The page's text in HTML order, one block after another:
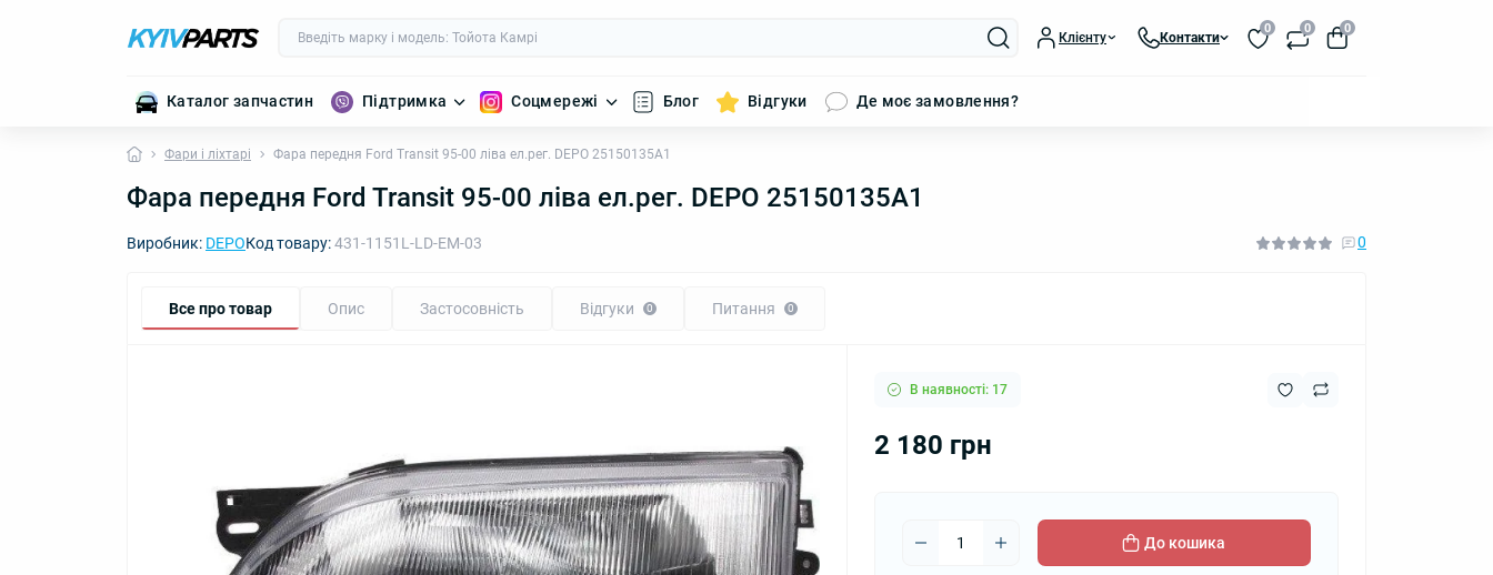
Клієнту Контакти
0 0 0
Каталог запчастин Підтримка Соцмережі Блог Відгуки Де моє замовлення?
Фари і ліхтарі Фара передня Ford Transit 95-00 ліва ел.рег. DEPO 25150135A1
Фара передня Ford Transit 95-00 ліва ел.рег. DEPO 25150135A1
Виробник: DEPOКод товару:431-1151L-LD-EM-03 0
Все про товар Опис Застосовність Відгуки 0 Питання 0
В наявності: 17
2 180 грн
До кошика